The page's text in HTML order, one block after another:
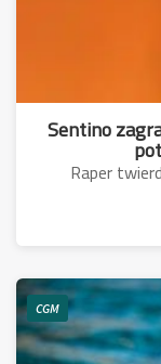
Sentino
Raper
CGM